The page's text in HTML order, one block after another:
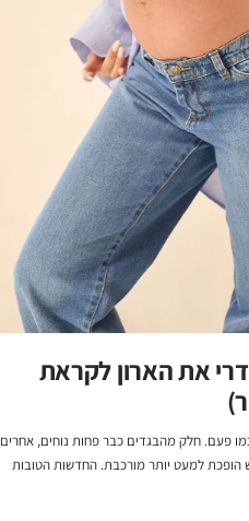
תסדרי את הארון לקראת
פעם. חלק מהבגדים כבר פחות נוחים, אחרים
הופכת למעט יותר מורכבת. החדשות הטובות